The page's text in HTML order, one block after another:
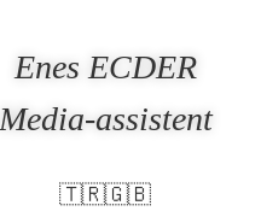
Enes ECDER
Media-assistent
🇹🇷🇬🇧